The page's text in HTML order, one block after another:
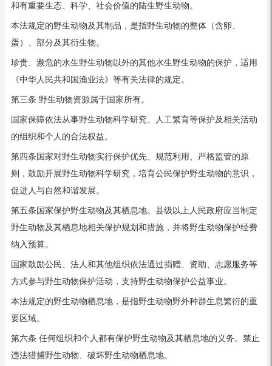
和有重要生态、科学、社会价值的陆生野生动物。
本法规定的野生动物及其制品，是指野生动物的整体（含卵、
蛋）、部分及其衍生物。
珍贵、濒危的水生野生动物以外的其他水生野生动物的保护，适用
《中华人民共和国渔业法》等有关法律的规定。
第三条 野生动物资源属于国家所有。
国家保障依法从事野生动物科学研究、人工繁育等保护及相关活动
的组织和个人的合法权益。
第四条国家对野生动物实行保护优先、规范利用、严格监管的原
则，鼓励开展野生动物科学研究，培育公民保护野生动物的意识，
促进人与自然和谐发展。
第五条国家保护野生动物及其栖息地。县级以上人民政府应当制定
野生动物及其栖息地相关保护规划和措施，并将野生动物保护经费
纳入预算。
国家鼓励公民、法人和其他组织依法通过捐赠、资助、志愿服务等
方式参与野生动物保护活动，支持野生动物保护公益事业。
本法规定的野生动物栖息地，是指野生动物野外种群生息繁衍的重
要区域。
第六条 任何组织和个人都有保护野生动物及其栖息地的义务。禁止
违法猎捕野生动物、破坏野生动物栖息地。